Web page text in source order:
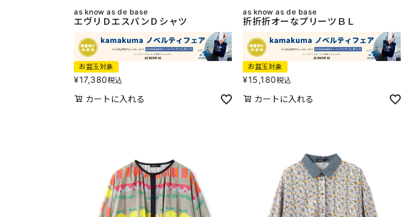
as know as de base
エヴリＤエスパンＤシャツ
お盆玉対象
¥17,380税込
カートに入れる
as know as de base
折折折オーなプリーツＢＬ
お盆玉対象
¥15,180税込
カートに入れる